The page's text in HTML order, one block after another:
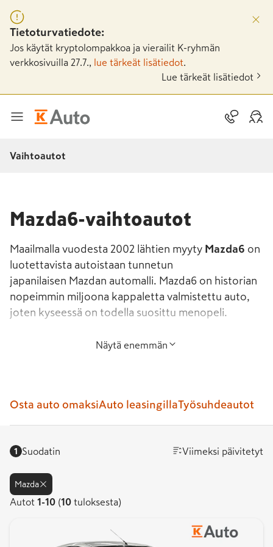
Tietoturvatiedote:
Jos käytät kryptolompakkoa ja vierailit K-ryhmän
verkkosivuilla 27.7.,
lue tärkeät lisätiedot
Lue tärkeät lisätiedot
Vaihtoautot
Mazda6-vaihtoautot
Maailmalla vuodesta 2002 lähtien myyty Mazda6 on
luotettavista autoistaan tunnetun
japanilaisen Mazdan automalli. Mazda6 on historian
nopeimmin miljoona kappaletta valmistettu auto,
joten kyseessä on todella suosittu menopeli.
puolelle. K-Auton kattavasta valikoimasta myös
vaihtoautoihin, joita löytyy moneen lähtöön laajasta
vaihtoautojenvalikoimastamme. Ostaessa Mazda6 -
vaihtoauton, saa luotettavuuden lisäksi myös tyyliä
ja luksusta, varsinkin valittaessa esimerkiksi
Signature-varustetason sisältävän yksilön.
Mazda6 on jatkoa kaivatulle 626-
Näytä enemmän
Osta auto omaksiAuto leasingillaTyösuhdeautot
1 Suodatin Viimeksi päivitetyt
Mazda
Autot
Autot 1 -10 (10 tuloksesta)